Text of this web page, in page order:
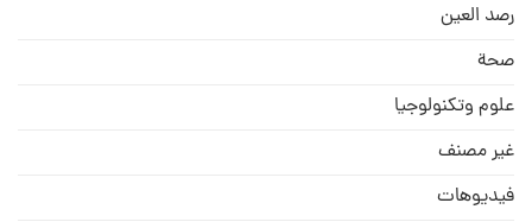
رصد العین
صحة
علوم وتكنولوجيا
غير مصنف
فيديوهات